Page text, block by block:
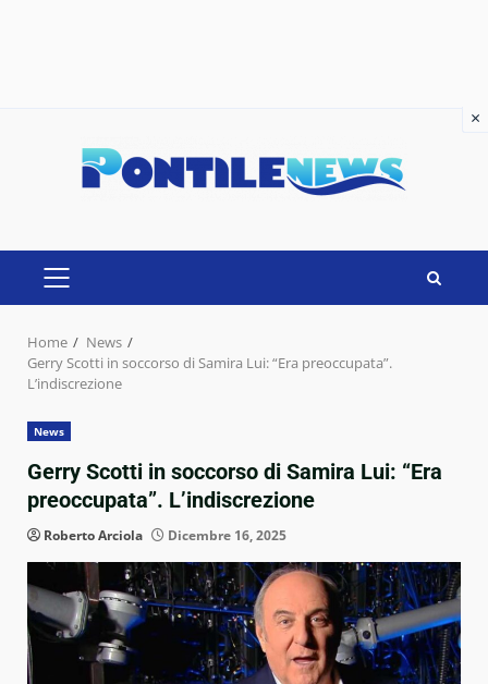
×
PRIMARY
Home
News
Gerry Scotti in soccorso di Samira Lui: “Era preoccupata”.
L’indiscrezione
News
Gerry Scotti in soccorso di Samira Lui: “Era
preoccupata”. L’indiscrezione
Roberto Arciola Dicembre 16, 2025
×